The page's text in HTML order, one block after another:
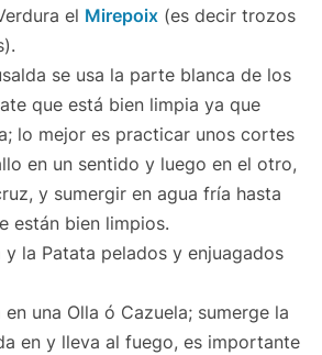
el Mirepoix (es decir trozos
se usa la parte blanca de los
que está bien limpia ya que
lo mejor es practicar unos cortes
en un sentido y luego en el otro,
y sumergir en agua fría hasta
están bien limpios.
y la Patata pelados y enjuagados
en una Olla ó Cazuela; sumerge la
en y lleva al fuego, es importante